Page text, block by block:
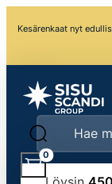
Kesärenkaat nyt
0